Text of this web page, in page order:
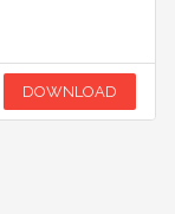
DOWNLOAD